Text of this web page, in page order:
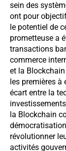
sein des
ont pour
le potentiel de
prometteuse a
transactions
commerce
et la
les premières à
écart entre la
la Blockchain
révolutionner
activités